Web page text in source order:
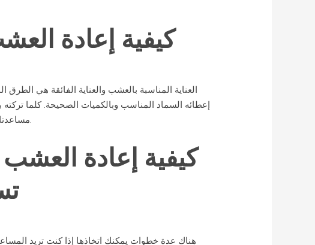
كيفية إعادة
العناية المناسبة بالعشب والعناية الفائقة هي
إعطائه السماد المناسب وبالكميات الصحيحة. كلما
عليه. إذا كنت غير متأكد من أين تبدأ، يمكن لخبراء Lawn Doctor مساعدتك في وضع خطة مخصصة خاصة بحديقتك.
كيفية إعادة
هناك عدة خطوات يمكنك اتخاذها إذا كنت تريد